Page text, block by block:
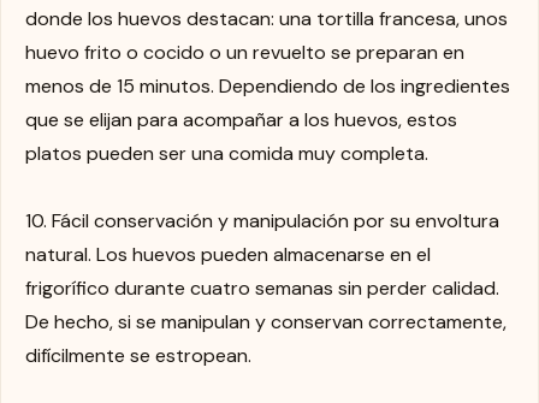
donde los huevos destacan: una tortilla francesa, unos
huevo frito o cocido o un revuelto se preparan en
menos de 15 minutos. Dependiendo de los ingredientes
que se elijan para acompañar a los huevos, estos
platos pueden ser una comida muy completa.
10. Fácil conservación y manipulación por su envoltura
natural. Los huevos pueden almacenarse en el
frigorífico durante cuatro semanas sin perder calidad.
De hecho, si se manipulan y conservan correctamente,
difícilmente se estropean.